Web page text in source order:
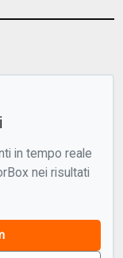
in tempo reale
nei risultati